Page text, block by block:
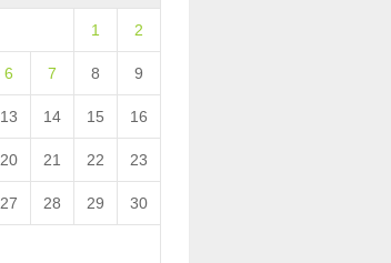
1 2
6 7 8 9
13 14 15 16
20 21 22 23
27 28 29 30